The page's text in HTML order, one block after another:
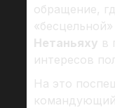
обращение,
Нетаньяху в
интересов
На это